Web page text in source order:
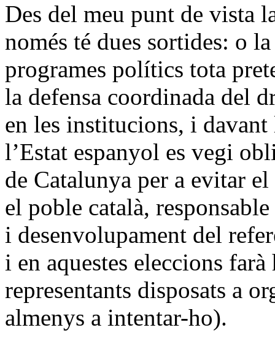
Des del meu punt de vista
només té dues sortides: o
programes polítics tota
la defensa coordinada del
en les institucions, i
l’Estat espanyol es vegi
de Catalunya per a evitar
el poble català,
i desenvolupament del
i en aquestes eleccions
representants disposats a
almenys a intentar-ho).